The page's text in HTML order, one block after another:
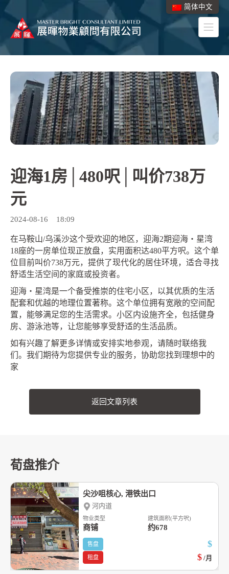
迎海1房│480呎│叫价738万
元
2024-08-16 18:09
在马鞍山/乌溪沙这个受欢迎的地区，迎海2期迎海‧星湾
18座的一房单位现正放盘，实用面积达480平方呎。这个单
位目前叫价738万元，提供了现代化的居住环境，适合寻找
舒适生活空间的家庭或投资者。
迎海‧星湾是一个备受推崇的住宅小区，以其优质的生活
配套和优越的地理位置著称。这个单位拥有宽敞的空间配
置，能够满足您的生活需求。小区内设施齐全，包括健身
房、游泳池等，让您能够享受舒适的生活品质。
如有兴趣了解更多详情或安排实地参观，请随时联络我
们。我们期待为您提供专业的服务，协助您找到理想中的
家
返回文章列表
荀盘推介
尖沙咀核心, 港铁出口
河内道
物业类型
商铺
建筑面积(平方呎)
约678
售盘 $
租盘 $ /月
简体中文